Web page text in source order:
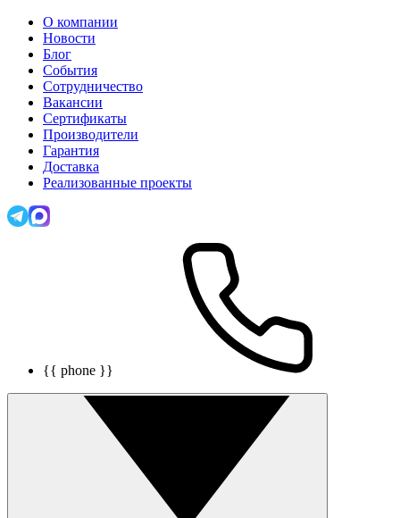
О компании
Новости
Блог
События
Сотрудничество
Вакансии
Сертификаты
Производители
Гарантия
Доставка
Реализованные проекты
{{ phone }}